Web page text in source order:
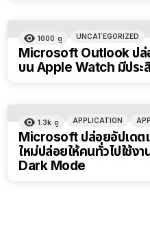
1000 ดู UNCATEGORIZED
Microsoft Outlook ปล่
บน Apple Watch มีประ
1.3k ดู APPLICATION
Microsoft ปล่อยอัปเด
ใหม่ปล่อยให้คนทั่วไปใช้ง
Dark Mode